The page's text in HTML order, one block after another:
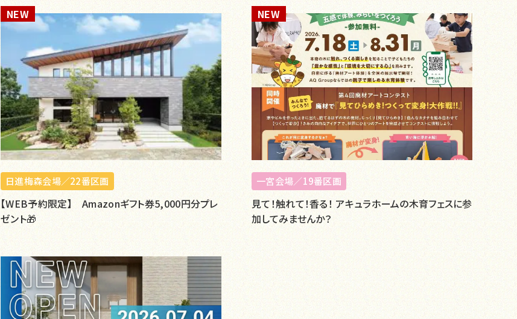
NEW
日進梅森会場／22番区画
【WEB予約限定】 Amazonギフト券5,000円分プレ
ゼント🎁
NEW
一宮会場／19番区画
見て！触れて！香る！ アキュラホームの木育フェスに参
加してみませんか？